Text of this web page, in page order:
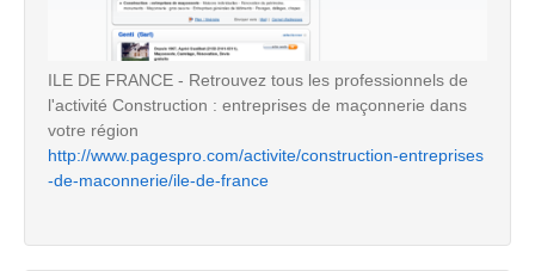
ILE DE FRANCE - Retrouvez tous les professionnels de
l'activité Construction : entreprises de maçonnerie dans
votre région
http://www.pagespro.com/activite/construction-entreprises
-de-maconnerie/ile-de-france